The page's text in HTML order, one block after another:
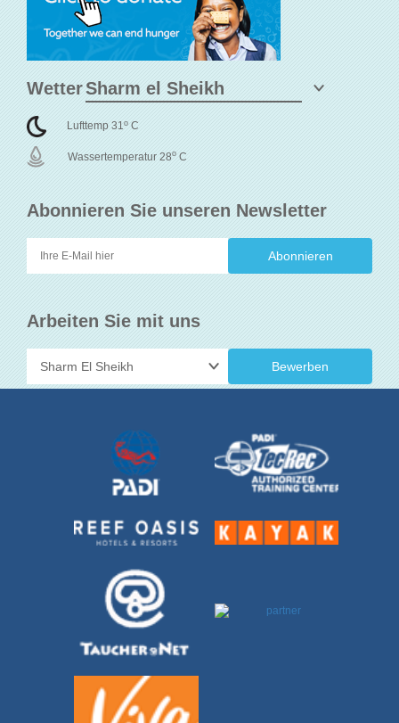
Abonnieren Sie unseren Newsletter
Arbeiten Sie mit uns
Bewerben
Wetter
Lufttemp 31o C
Wassertemperatur 28o C